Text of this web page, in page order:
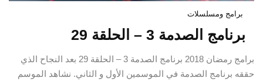
برامج ومسلسلات
برنامج الصدمة 3 – الحلقة 29
برامج رمضان 2018 برنامج الصدمة 3 – الحلقة 29 بعد النجاح الذي
حققه برنامج الصدمة في الموسمين الأول و الثاني. نشاهد الموسم